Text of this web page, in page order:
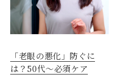
「老眼の悪化」防ぐに
は？50代～必須ケア